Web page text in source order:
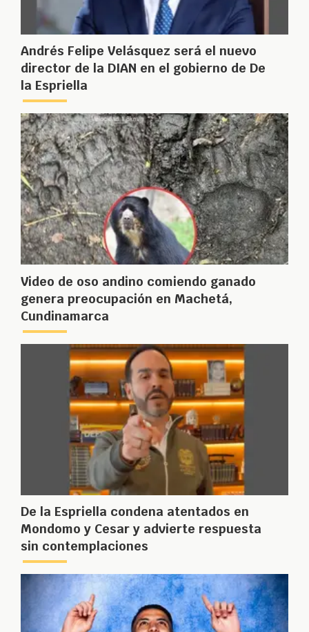
Andrés Felipe Velásquez será el nuevo
director de la DIAN en el gobierno de De
la Espriella
Video de oso andino comiendo ganado
genera preocupación en Machetá,
Cundinamarca
De la Espriella condena atentados en
Mondomo y Cesar y advierte respuesta
sin contemplaciones